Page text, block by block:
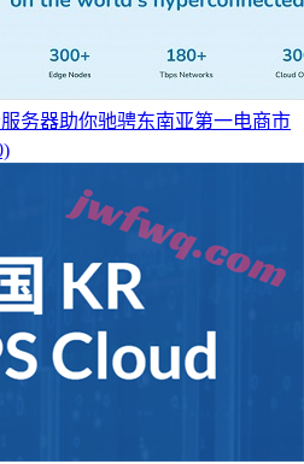
务器助你驰骋东南亚第一电商市